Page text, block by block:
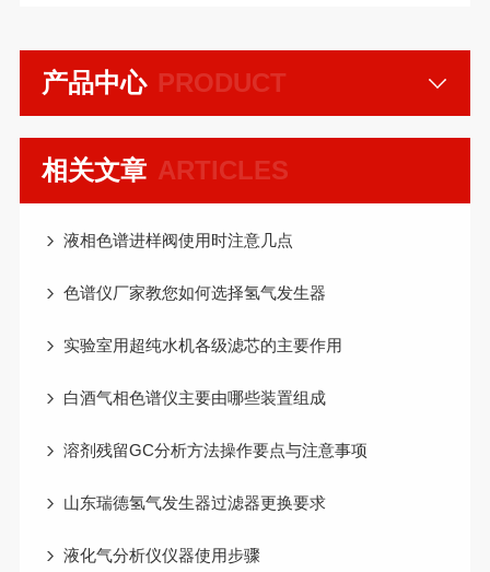
PRODUCT
产品中心
ARTICLES
相关文章
液相色谱进样阀使用时注意几点
色谱仪厂家教您如何选择氢气发生器
实验室用超纯水机各级滤芯的主要作用
白酒气相色谱仪主要由哪些装置组成
溶剂残留GC分析方法操作要点与注意事项
山东瑞德氢气发生器过滤器更换要求
液化气分析仪仪器使用步骤